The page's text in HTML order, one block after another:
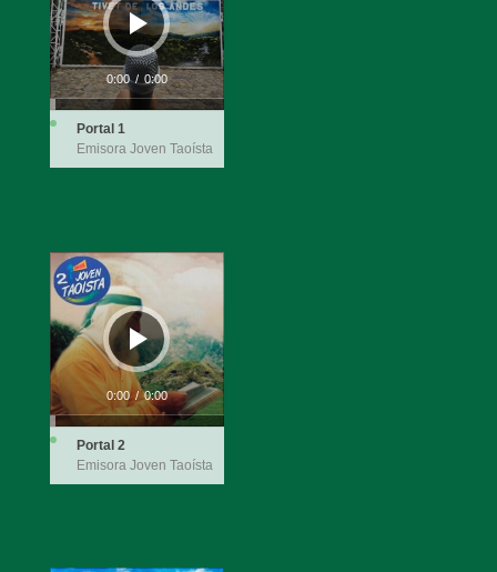
0:00 / 0:00
Portal 1
Emisora Joven Taoísta
Reproductor
de
audio
0:00 / 0:00
Portal 2
Emisora Joven Taoísta